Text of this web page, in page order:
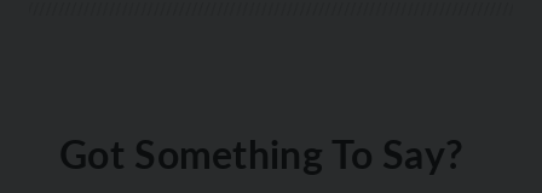
Got Something To Say?